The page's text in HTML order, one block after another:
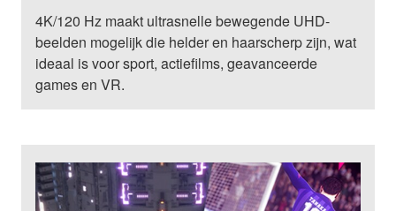
4K/120 Hz maakt ultrasnelle bewegende UHD-
beelden mogelijk die helder en haarscherp zijn, wat
ideaal is voor sport, actiefilms, geavanceerde
games en VR.